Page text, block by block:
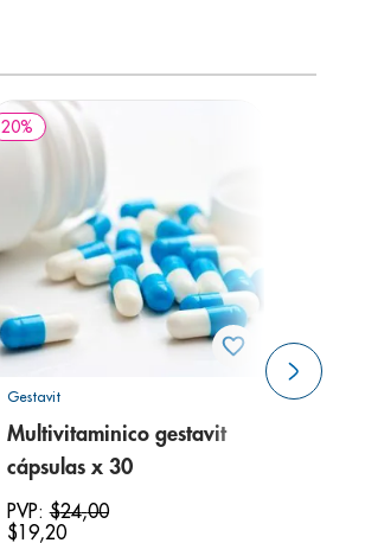
20%
Gestavit
Multivitaminico gestavit
cápsulas x 30
PVP:$24,00
$19,20